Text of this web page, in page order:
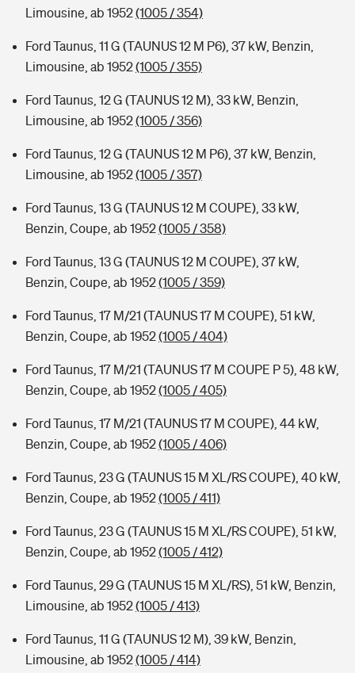
Limousine, ab 1952(1005 / 354)
Ford Taunus, 11 G (TAUNUS 12 M P6), 37 kW, Benzin,
Limousine, ab 1952(1005 / 355)
Ford Taunus, 12 G (TAUNUS 12 M), 33 kW, Benzin,
Limousine, ab 1952(1005 / 356)
Ford Taunus, 12 G (TAUNUS 12 M P6), 37 kW, Benzin,
Limousine, ab 1952(1005 / 357)
Ford Taunus, 13 G (TAUNUS 12 M COUPE), 33 kW,
Benzin, Coupe, ab 1952(1005 / 358)
Ford Taunus, 13 G (TAUNUS 12 M COUPE), 37 kW,
Benzin, Coupe, ab 1952(1005 / 359)
Ford Taunus, 17 M/21 (TAUNUS 17 M COUPE), 51 kW,
Benzin, Coupe, ab 1952(1005 / 404)
Ford Taunus, 17 M/21 (TAUNUS 17 M COUPE P 5), 48 kW,
Benzin, Coupe, ab 1952(1005 / 405)
Ford Taunus, 17 M/21 (TAUNUS 17 M COUPE), 44 kW,
Benzin, Coupe, ab 1952(1005 / 406)
Ford Taunus, 23 G (TAUNUS 15 M XL/RS COUPE), 40 kW,
Benzin, Coupe, ab 1952(1005 / 411)
Ford Taunus, 23 G (TAUNUS 15 M XL/RS COUPE), 51 kW,
Benzin, Coupe, ab 1952(1005 / 412)
Ford Taunus, 29 G (TAUNUS 15 M XL/RS), 51 kW, Benzin,
Limousine, ab 1952(1005 / 413)
Ford Taunus, 11 G (TAUNUS 12 M), 39 kW, Benzin,
Limousine, ab 1952(1005 / 414)